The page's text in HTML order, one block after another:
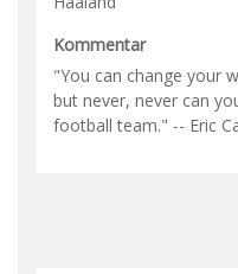
Kommentar
"You can change your
but never, never can
football team." -- Eric